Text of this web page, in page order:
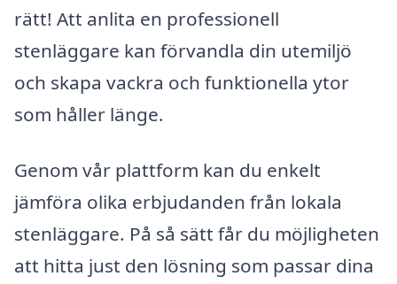
rätt! Att anlita en professionell
stenläggare kan förvandla din utemiljö
och skapa vackra och funktionella ytor
som håller länge.
Genom vår plattform kan du enkelt
jämföra olika erbjudanden från lokala
stenläggare. På så sätt får du möjligheten
att hitta just den lösning som passar dina